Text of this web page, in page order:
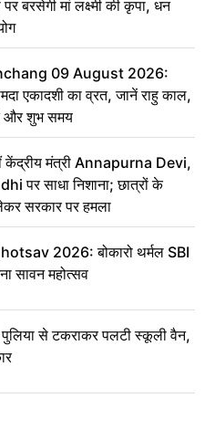
पर बरसेगी मां लक्ष्मी की कृपा, धन
09 August 2026:
एकादशी का व्रत, जानें राहु काल,
और शुभ समय
केंद्रीय मंत्री Annapurna Devi,
पर साधा निशाना; छात्रों के
सरकार पर हमला
2026: बोकारो थर्मल SBI
सावन महोत्सव
से टकराकर पलटी स्कूली वैन,